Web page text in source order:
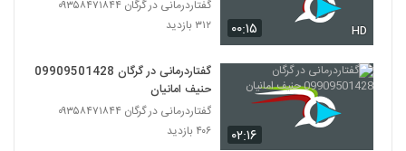
۰۰:۱۵ HD
گفتاردرمانی در گرگان ۰۹۳۵۸۴۷۱۸۴۴
۳۱۲ بازدید
۰۲:۱۶
گفتاردرمانی در گرگان 09909501428
حنیف امانیان
گفتاردرمانی در گرگان ۰۹۳۵۸۴۷۱۸۴۴
۴۰۶ بازدید